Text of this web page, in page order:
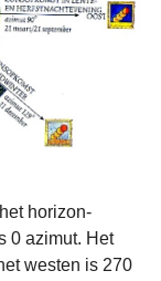
horizon-
0 azimut. Het
westen is 270